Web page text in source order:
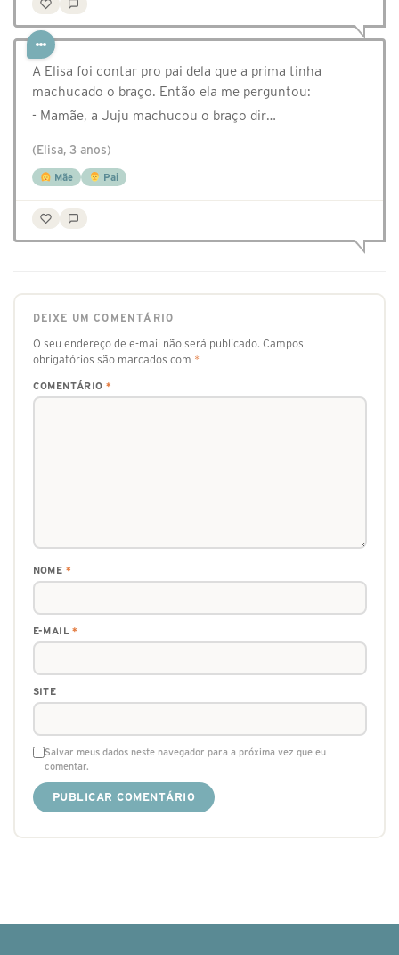
A Elisa foi contar pro pai dela que a prima tinha
machucado o braço. Então ela me perguntou:
- Mamãe, a Juju machucou o braço dir…
(Elisa, 3 anos)
Mãe Pai
DEIXE UM COMENTÁRIO
O seu endereço de e-mail não será publicado. Campos
obrigatórios são marcados com *
COMENTÁRIO *
NOME *
E-MAIL*
SITE
Salvar meus dados neste navegador para a próxima vez que eu
comentar.